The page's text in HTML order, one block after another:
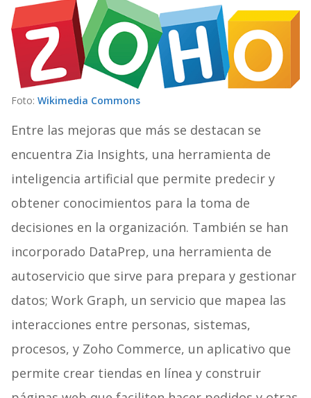
Foto: Wikimedia Commons
Entre las mejoras que más se destacan se
encuentra Zia Insights, una herramienta de
inteligencia artificial que permite predecir y
obtener conocimientos para la toma de
decisiones en la organización. También se han
incorporado DataPrep, una herramienta de
autoservicio que sirve para prepara y gestionar
datos; Work Graph, un servicio que mapea las
interacciones entre personas, sistemas,
procesos, y Zoho Commerce, un aplicativo que
permite crear tiendas en línea y construir